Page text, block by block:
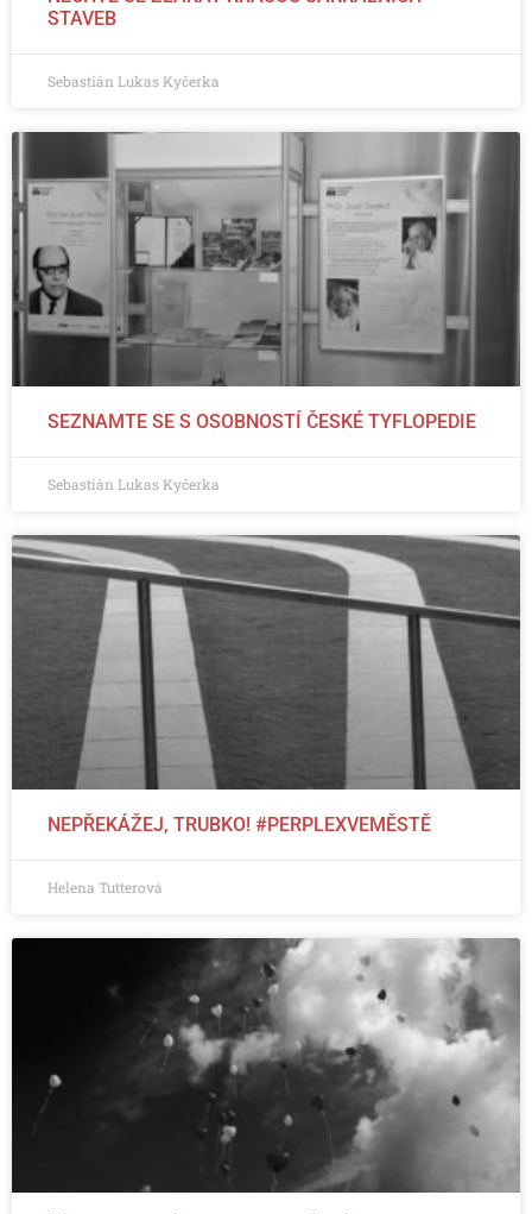
STAVEB
Sebastián Lukas Kyčerka
SEZNAMTE SE S OSOBNOSTÍ ČESKÉ TYFLOPEDIE
Sebastián Lukas Kyčerka
NEPŘEKÁŽEJ, TRUBKO! #PERPLEXVEMĚSTĚ
Helena Tutterová